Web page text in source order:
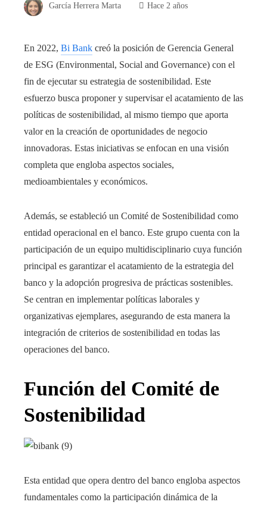
García Herrera Marta Hace 2 años
En 2022, Bi Bank creó la posición de Gerencia General
de ESG (Environmental, Social and Governance) con el
fin de ejecutar su estrategia de sostenibilidad. Este
esfuerzo busca proponer y supervisar el acatamiento de las
políticas de sostenibilidad, al mismo tiempo que aporta
valor en la creación de oportunidades de negocio
innovadoras. Estas iniciativas se enfocan en una visión
completa que engloba aspectos sociales,
medioambientales y económicos.
Además, se estableció un Comité de Sostenibilidad como
entidad operacional en el banco. Este grupo cuenta con la
participación de un equipo multidisciplinario cuya función
principal es garantizar el acatamiento de la estrategia del
banco y la adopción progresiva de prácticas sostenibles.
Se centran en implementar políticas laborales y
organizativas ejemplares, asegurando de esta manera la
integración de criterios de sostenibilidad en todas las
operaciones del banco.
Función del Comité de
Sostenibilidad
Esta entidad que opera dentro del banco engloba aspectos
fundamentales como la participación dinámica de la